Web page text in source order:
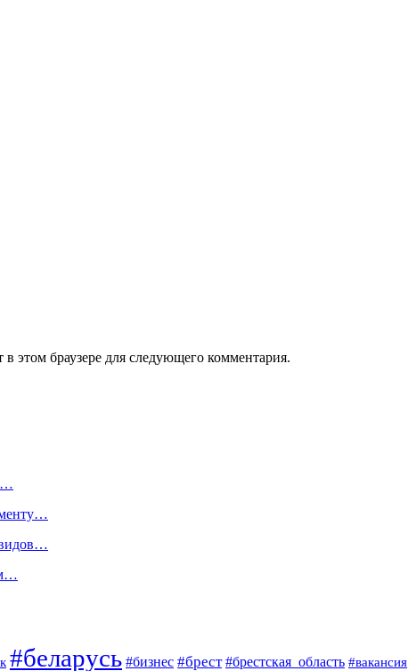
этом браузере для следующего комментария.
видов…
#беларусь #бизнес #брест #брестская_область #вакансия